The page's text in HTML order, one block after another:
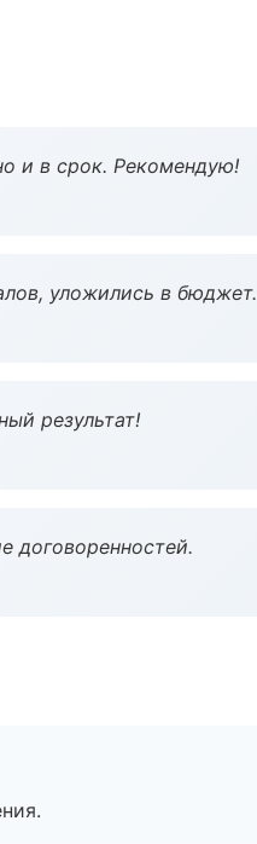
и в срок. Рекомендую!
уложились в бюджет.
результат!
договоренностей.